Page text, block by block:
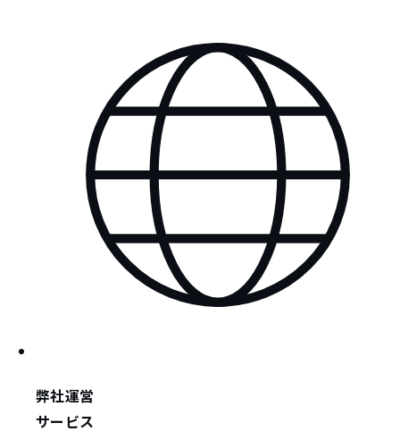
弊社運営
サービス